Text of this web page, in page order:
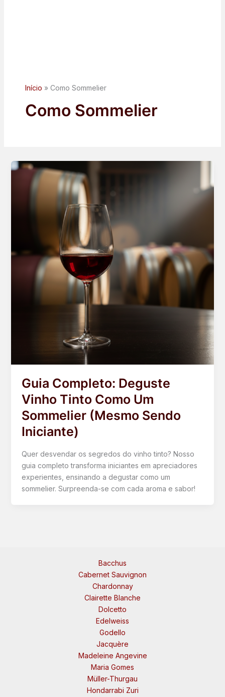
Início Como Sommelier
Como Sommelier
Guia Completo: Deguste
Vinho Tinto Como Um
Sommelier (Mesmo Sendo
Iniciante)
Quer desvendar os segredos do vinho tinto? Nosso
guia completo transforma iniciantes em apreciadores
experientes, ensinando a degustar como um
sommelier. Surpreenda-se com cada aroma e sabor!
Bacchus
Cabernet Sauvignon
Chardonnay
Clairette Blanche
Dolcetto
Edelweiss
Godello
Jacquère
Madeleine Angevine
Maria Gomes
Müller-Thurgau
Hondarrabi Zuri